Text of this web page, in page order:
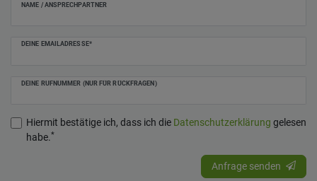
NAME / ANSPRECHPARTNER
DEINE EMAILADRESSE*
DEINE RUFNUMMER (NUR FÜR RÜCKFRAGEN)
Hiermit bestätige ich, dass ich die Daten­schutz­erklärung gelesen
habe.*
Anfrage senden